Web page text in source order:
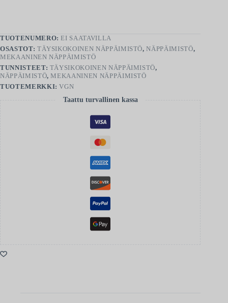
TUOTENUMERO:EI SAATAVILLA
OSASTOT: TÄYSIKOKOINEN NÄPPÄIMISTÖ,NÄPPÄIMISTÖ,
MEKAANINEN NÄPPÄIMISTÖ
TUNNISTEET: TÄYSIKOKOINEN NÄPPÄIMISTÖ,
NÄPPÄIMISTÖ,MEKAANINEN NÄPPÄIMISTÖ
TUOTEMERKKI:VGN
Taattu turvallinen kassa